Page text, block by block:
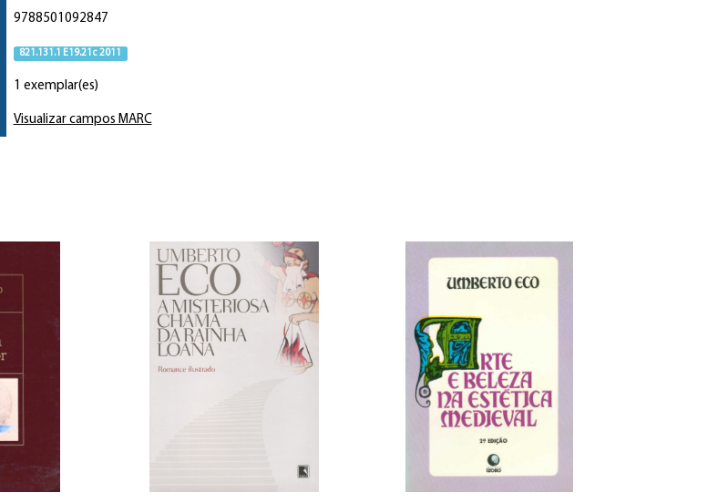
9788501092847
821.131.1 E19.21c 2011
1 exemplar(es)
Visualizar campos MARC